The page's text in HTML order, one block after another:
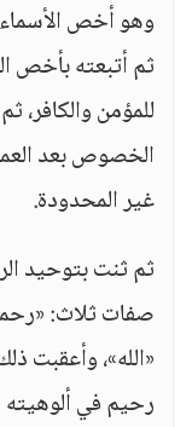
وهو أخص الأسماء
ثم أتبعته بأخص
للمؤمن والكافر،
الخصوص بعد
غير المحدودة.
ثم ثنت بتوحيد
صفات ثلاث:
«الله»، وأعقبت
رحيم في ألوهيته